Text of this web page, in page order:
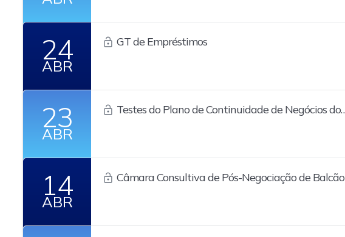
24
ABR
GT de Empréstimos
23
ABR
Testes do Plano de Continuidade de Negócios do
14
ABR
Câmara Consultiva de Pós-Negociação de Balcão